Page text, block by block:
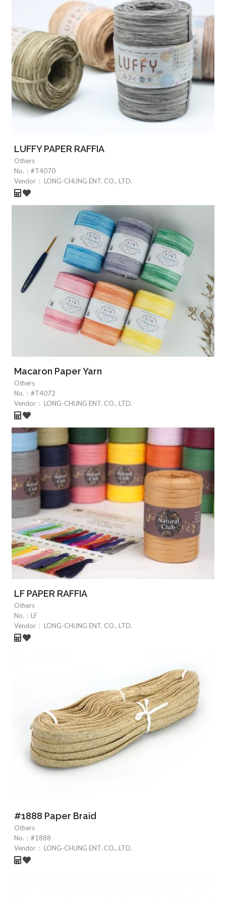
LUFFY PAPER RAFFIA
Others
No.： #T4070
Vendor：
LONG-CHUNG ENT. CO., LTD.
Macaron Paper Yarn
Others
No.： #T4072
Vendor：
LONG-CHUNG ENT. CO., LTD.
LF PAPER RAFFIA
Others
No.： LF
Vendor：
LONG-CHUNG ENT. CO., LTD.
#1888 Paper Braid
Others
No.： #1888
Vendor：
LONG-CHUNG ENT. CO., LTD.